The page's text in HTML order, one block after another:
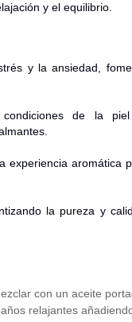
y el equilibrio.
y la ansiedad,
de la
experiencia aromática
la pureza y
con un aceite
relajantes